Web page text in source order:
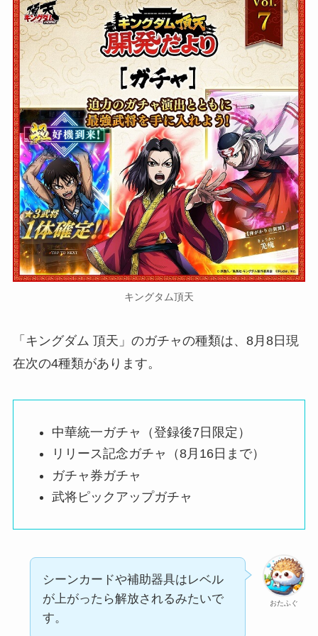
キングタム頂天
「キングダム 頂天」のガチャの種類は、8月8日現
在次の4種類があります。
中華統一ガチャ（登録後7日限定）
リリース記念ガチャ（8月16日まで）
ガチャ券ガチャ
武将ピックアップガチャ
おたふぐ
シーンカードや補助器具はレベル
が上がったら解放されるみたいで
す。